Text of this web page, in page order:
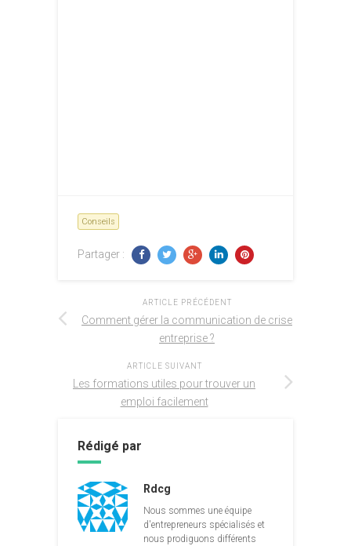
Conseils
Partager :
ARTICLE PRÉCÉDENT
Comment gérer la communication de crise
entreprise ?
ARTICLE SUIVANT
Les formations utiles pour trouver un
emploi facilement
Rédigé par
Rdcg
Nous sommes une équipe
d'entrepreneurs spécialisés et
nous prodiguons différents